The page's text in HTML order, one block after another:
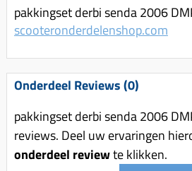
Radiateur (delen)
Waterpomp (delen)
Variorolsets
Pulley
Variateur (delen)
Variokit
Remschijven
Voorvork
Zadel
Standaard
Accessoires overig
Gereedschap
pakkingset derbi senda 2006
scooteronderdelenshop.com
Onderdeel Reviews (0)
pakkingset derbi senda 2006
reviews. Deel uw ervaringen
onderdeel reviewte klikken.